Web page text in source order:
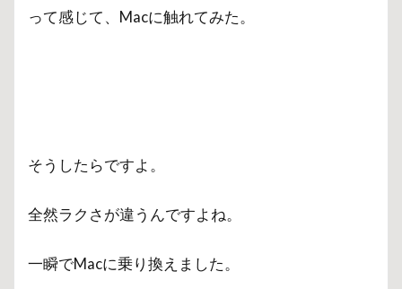
って感じて、Macに触れてみた。
そうしたらですよ。
全然ラクさが違うんですよね。
一瞬でMacに乗り換えました。